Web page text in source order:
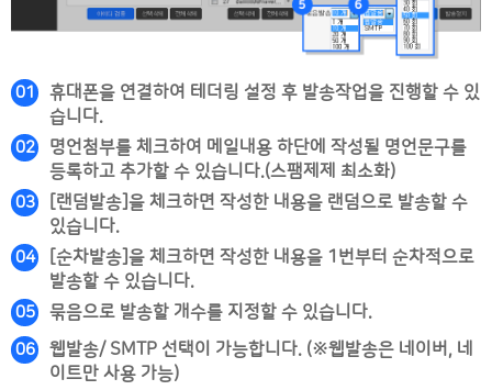
01
휴대폰을 연결하여 테더링 설정 후 발송작업을 진행할 수 있
습니다.
02
명언첨부를 체크하여 메일내용 하단에 작성될 명언문구를
등록하고 추가할 수 있습니다.(스팸제제 최소화)
03
[랜덤발송]을 체크하면 작성한 내용을 랜덤으로 발송할 수
있습니다.
04
[순차발송]을 체크하면 작성한 내용을 1번부터 순차적으로
발송할 수 있습니다.
05 묶음으로 발송할 개수를 지정할 수 있습니다.
06
웹발송/ SMTP 선택이 가능합니다. (※웹발송은 네이버, 네
이트만 사용 가능)